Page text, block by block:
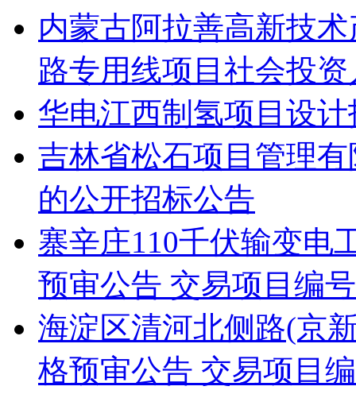
内蒙古阿拉善高新技
路专用线项目社会投资
华电江西制氢项目设计
吉林省松石项目管理
的公开招标公告
寨辛庄110千伏输变电
预审公告 交易项目编
海淀区清河北侧路(京
格预审公告 交易项目